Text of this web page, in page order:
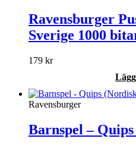
Ravensburger
Sverige 1000
179 kr
Ravensburger
Barnspel –